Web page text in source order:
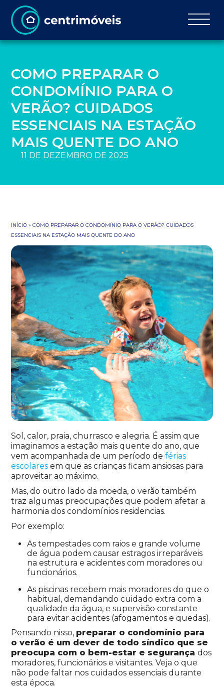
COMO PREPARAR O
CONDOMÍNIO PARA O
VERÃO? CUIDADOS
ESSENCIAIS NA ESTAÇÃO
MAIS QUENTE DO ANO
11 DE DEZEMBRO DE 2025
INÍCIO »COMO PREPARAR O CONDOMÍNIO PARA O VERÃO? CUIDADOS
ESSENCIAIS NA ESTAÇÃO MAIS QUENTE DO ANO
Sol, calor, praia, churrasco e alegria. É assim que
imaginamos a estação mais quente do ano, que
vem acompanhada de um período deférias
escolares em que as crianças ficam ansiosas para
aproveitar ao máximo.
Mas, do outro lado da moeda, o verão também
traz algumas preocupações que podem afetar a
harmonia dos condomínios residencias.
Por exemplo:
As tempestades com raios e grande volume
de água podem causar estragos irreparáveis
na estrutura e acidentes com moradores ou
funcionários.
As piscinas recebem mais moradores do que o
habitual, demandando cuidado extra com a
qualidade da água, e supervisão constante
para evitar acidentes (afogamentos e quedas).
Pensando nisso, preparar o condomínio para
o verão é um dever de todo síndico que se
preocupa com o bem-estar e segurançados
moradores, funcionários e visitantes. Veja o que
não pode faltar nos cuidados essenciais durante
esta época.